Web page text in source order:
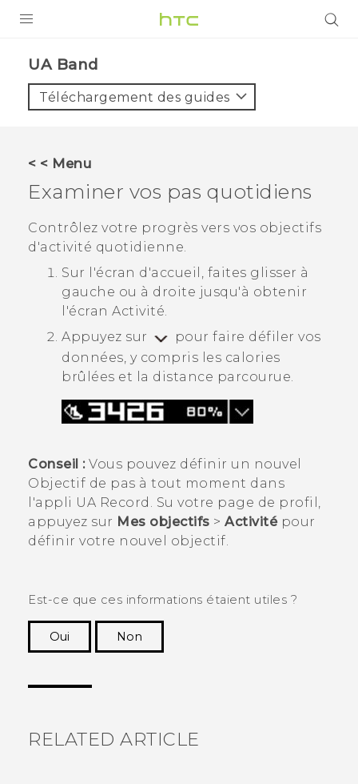
VIVE
VIVERSE
SUPPORT
Appareils HTC & Accessoires
Achat & Règlement Questions
UA Band‎
Téléchargement des guides
< < Menu
Examiner vos pas quotidiens
Contrôlez votre progrès vers vos objectifs
d'activité quotidienne.
Sur l'écran d'accueil, faites glisser à
gauche ou à droite jusqu'à obtenir
l'écran Activité.
Appuyez sur
pour faire défiler vos
données, y compris les calories
brûlées et la distance parcourue.
Conseil :Vous pouvez définir un nouvel
Objectif de pas à tout moment dans
l'appli UA Record
. Su votre page de profil,
appuyez sur Mes objectifs > Activitépour
définir votre nouvel objectif.
Est-ce que ces informations étaient utiles ?
Oui
Non
RELATED ARTICLE